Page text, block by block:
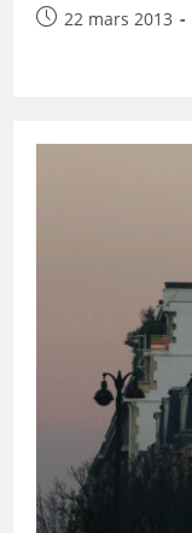
Publication
22 mars 2013